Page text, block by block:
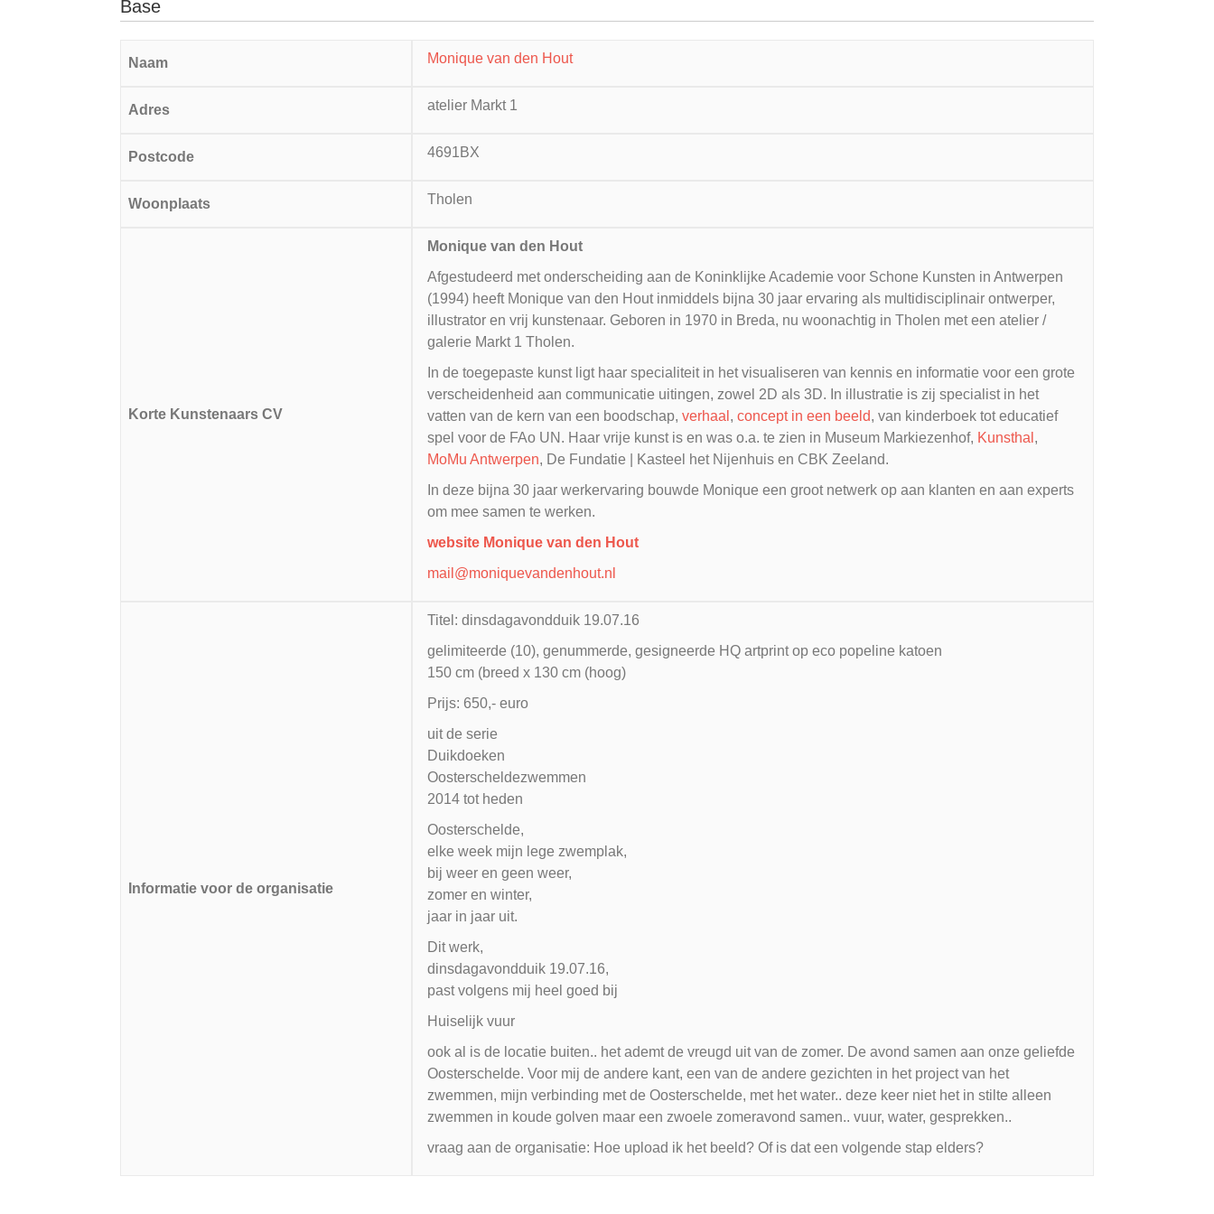
Base
Naam Monique van den Hout
Adres atelier Markt 1
Postcode 4691BX
Woonplaats Tholen
Korte Kunstenaars CV
Monique van den Hout
Afgestudeerd met onderscheiding aan de Koninklijke Academie voor Schone Kunsten in Antwerpen
(1994) heeft Monique van den Hout inmiddels bijna 30 jaar ervaring als multidisciplinair ontwerper,
illustrator en vrij kunstenaar. Geboren in 1970 in Breda, nu woonachtig in Tholen met een atelier /
galerie Markt 1 Tholen.
In de toegepaste kunst ligt haar specialiteit in het visualiseren van kennis en informatie voor een grote
verscheidenheid aan communicatie uitingen, zowel 2D als 3D. In illustratie is zij specialist in het
vatten van de kern van een boodschap, verhaal , concept in een beeld, van kinderboek tot educatief
spel voor de FAo UN. Haar vrije kunst is en was o.a. te zien in Museum Markiezenhof, Kunsthal ,
MoMu Antwerpen, De Fundatie | Kasteel het Nijenhuis en CBK Zeeland.
In deze bijna 30 jaar werkervaring bouwde Monique een groot netwerk op aan klanten en aan experts
om mee samen te werken.
website Monique van den Hout
mail@moniquevandenhout.nl
Informatie voor de organisatie
Titel: dinsdagavondduik 19.07.16
gelimiteerde (10), genummerde, gesigneerde HQ artprint op eco popeline katoen
150 cm (breed x 130 cm (hoog)
Prijs: 650,- euro
uit de serie
Duikdoeken
Oosterscheldezwemmen
2014 tot heden
Oosterschelde,
elke week mijn lege zwemplak,
bij weer en geen weer,
zomer en winter,
jaar in jaar uit.
Dit werk,
dinsdagavondduik 19.07.16,
past volgens mij heel goed bij
Huiselijk vuur
ook al is de locatie buiten.. het ademt de vreugd uit van de zomer. De avond samen aan onze geliefde
Oosterschelde. Voor mij de andere kant, een van de andere gezichten in het project van het
zwemmen, mijn verbinding met de Oosterschelde, met het water.. deze keer niet het in stilte alleen
zwemmen in koude golven maar een zwoele zomeravond samen.. vuur, water, gesprekken..
vraag aan de organisatie: Hoe upload ik het beeld? Of is dat een volgende stap elders?